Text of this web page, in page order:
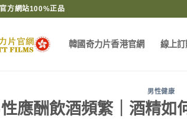
方網站100%正品
韓國奇力片香港官網 線上
男性健康
應酬飲酒頻繁｜酒精如